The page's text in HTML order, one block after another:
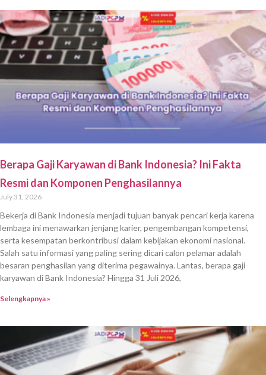
Berapa Gaji Karyawan di Bank Indonesia? Ini Fakta
Resmi dan Komponen Penghasilannya
July 31, 2026
Bekerja di Bank Indonesia menjadi tujuan banyak pencari kerja karena
lembaga ini menawarkan jenjang karier, pengembangan kompetensi,
serta kesempatan berkontribusi dalam kebijakan ekonomi nasional.
Salah satu informasi yang paling sering dicari calon pelamar adalah
besaran penghasilan yang diterima pegawainya. Lantas, berapa gaji
karyawan di Bank Indonesia? Hingga 31 Juli 2026,
Selengkapnya »